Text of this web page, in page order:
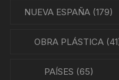
NUEVA ESPAÑA(179)
OBRA PLÁSTICA
PAÍSES (65)